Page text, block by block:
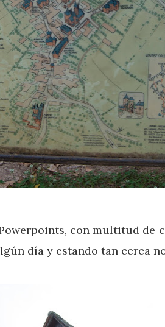
con multitud de
día y estando tan cerca